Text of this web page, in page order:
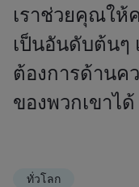
เราช่วยคุณใ
เป็นอันดับต้นๆ
ต้องการด้านค
ของพวกเขาได้
ทั่วโลก